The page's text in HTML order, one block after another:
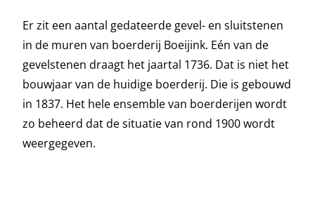
Er zit een aantal gedateerde gevel- en sluitstenen
in de muren van boerderij Boeijink. Eén van de
gevelstenen draagt het jaartal 1736. Dat is niet het
bouwjaar van de huidige boerderij. Die is gebouwd
in 1837. Het hele ensemble van boerderijen wordt
zo beheerd dat de situatie van rond 1900 wordt
weergegeven.